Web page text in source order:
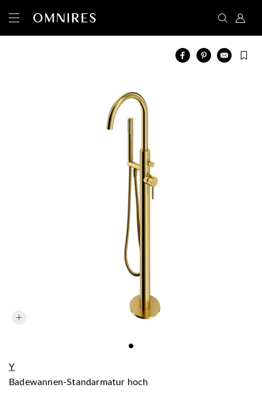
Y
Badewannen-Standarmatur hoch